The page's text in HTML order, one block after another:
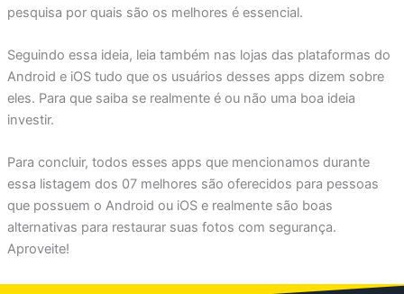
pesquisa por quais são os melhores é essencial.
Seguindo essa ideia, leia também nas lojas das plataformas do
Android e iOS tudo que os usuários desses apps dizem sobre
eles. Para que saiba se realmente é ou não uma boa ideia
investir.
Para concluir, todos esses apps que mencionamos durante
essa listagem dos 07 melhores são oferecidos para pessoas
que possuem o Android ou iOS e realmente são boas
alternativas para restaurar suas fotos com segurança.
Aproveite!